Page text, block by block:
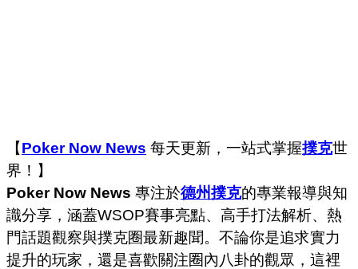
【Poker Now News 每天更新，一站式掌握撲克世
界！】
Poker Now News 專注於德州撲克的專業報導與知
識分享，涵蓋WSOP賽事亮點、高手打法解析、熱
門話題觀察與撲克圈最新趣聞。不論你是追求實力
提升的玩家，還是喜歡關注圈內八卦的觀眾，這裡